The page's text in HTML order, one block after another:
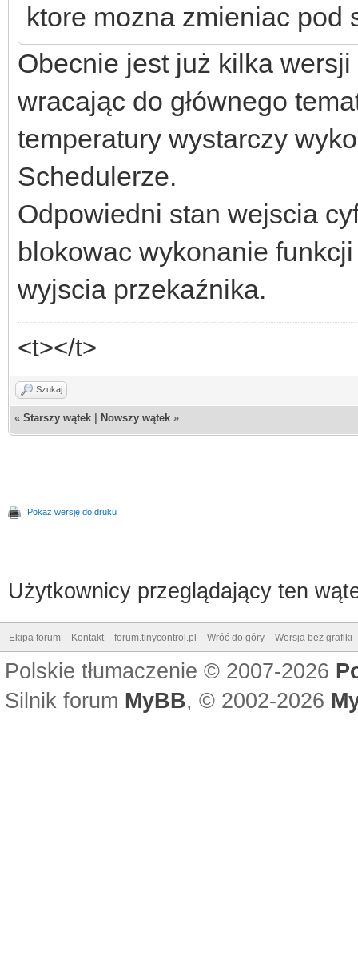
ktore mozna zmieniac pod
Obecnie jest już kilka
wracając do głównego
temperatury wystarczy
Schedulerze.
Odpowiedni stan wejscia
blokowac wykonanie
wyjscia przekaźnika.
<t></t>
Szukaj
« Starszy wątek Nowszy wątek »
Pokaż wersję do druku
Użytkownicy przeglądający ten
Ekipa forum Kontakt forum.tinycontrol.pl Wróć do góry Wersja bez grafiki
Polskie tłumaczenie © 2007-2026
Silnik forum MyBB, © 2002-2026